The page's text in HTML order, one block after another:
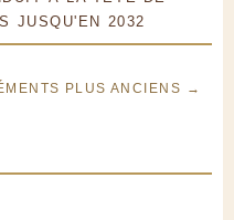
JUSQU'EN 2032
PLUS ANCIENS →